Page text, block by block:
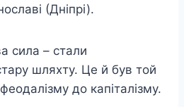
(Дніпрі).
сила – стали
шляхту. Це й був той
до капіталізму.